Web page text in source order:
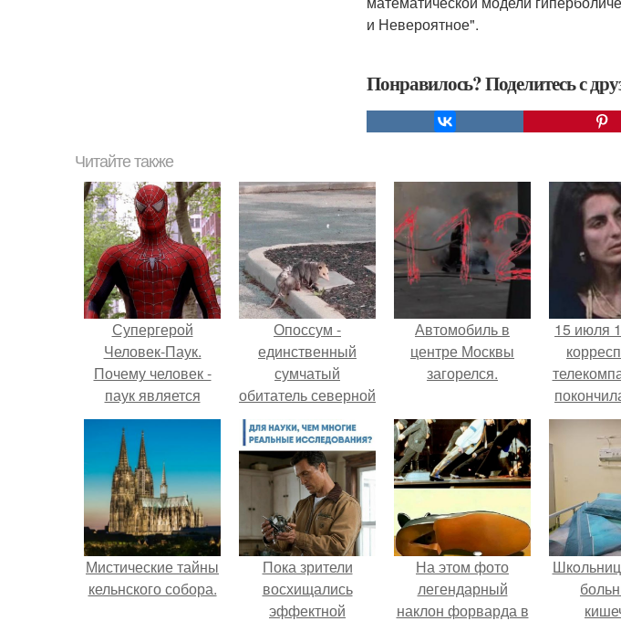
и Невероятное".
Понравилось? Поделитесь с
Читайте также
Супергерой
Человек-Паук.
Почему человек -
паук является
одним из
сильнейших
супергероев
вселенной Marvel?
Опоссум -
единственный
сумчатый
обитатель северной
Автомобиль в
центре Москвы
загорелся.
15 июля
в
Мистические тайны
кельнского собора.
Пока зрители
восхищались
эффектной
На этом фото
легендарный
наклон форварда в